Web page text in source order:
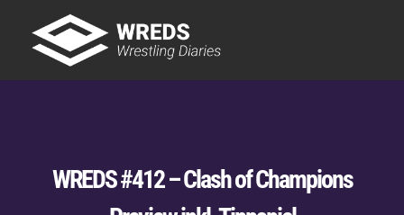
content
WREDS #412 – Clash of Champions